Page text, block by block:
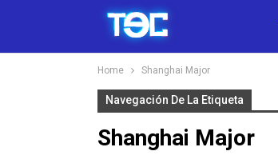
Home Shanghai Major
Navegación De La Etiqueta
Shanghai Major